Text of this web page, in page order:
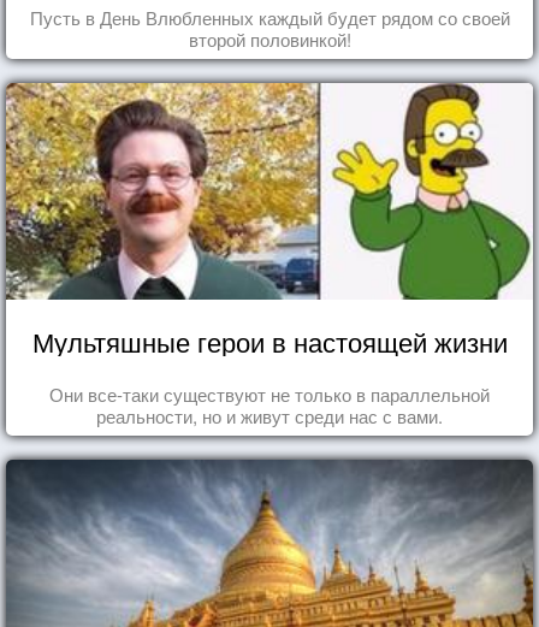
Пусть в День Влюбленных каждый будет рядом со своей
второй половинкой!
Мультяшные герои в настоящей жизни
Они все-таки существуют не только в параллельной
реальности, но и живут среди нас с вами.